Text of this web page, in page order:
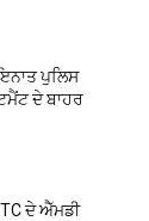
ਪੁਲਿਸ
ਦੇ ਬਾਹਰ
ਦੇ ਐੱਮਡੀ